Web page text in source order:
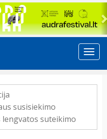
susisiekimo
suteikimo